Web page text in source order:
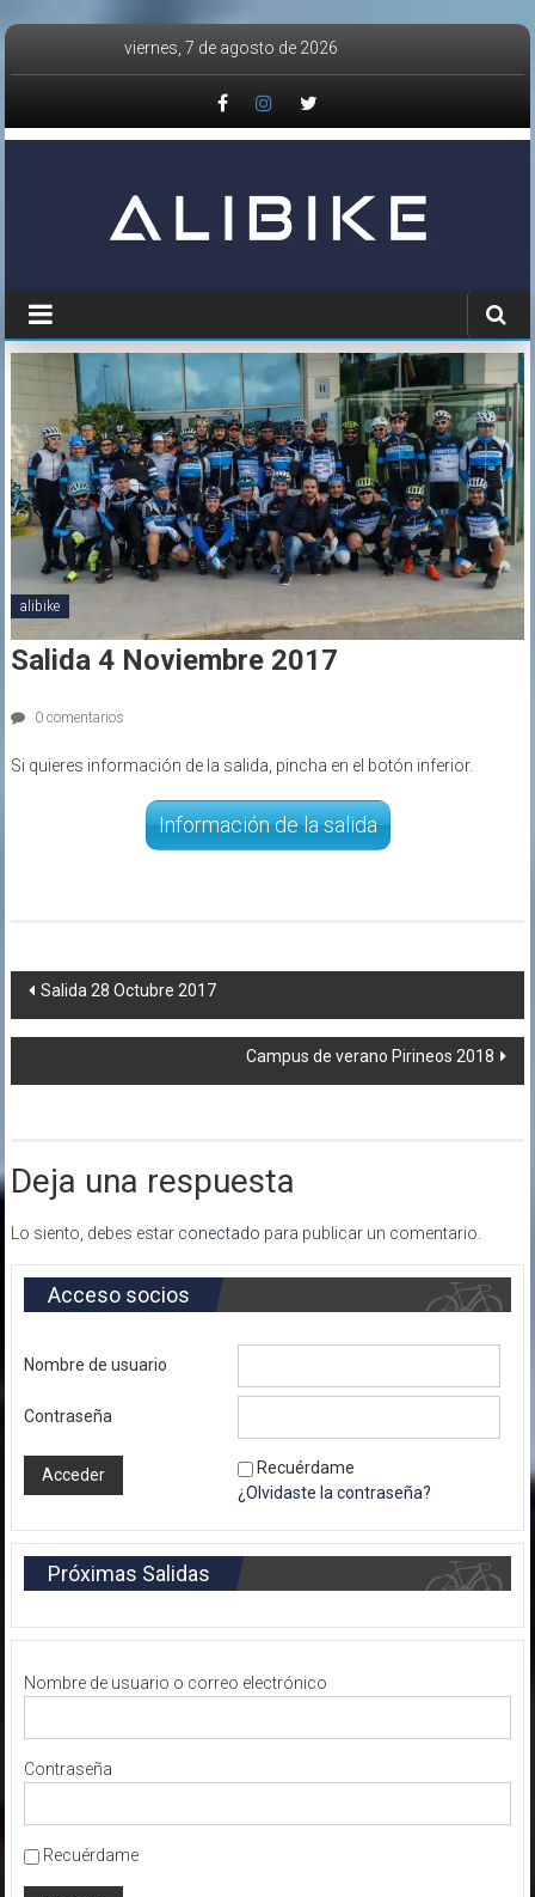
Saltar
viernes, 7 de agosto de 2026
alibike
Salida 4 Noviembre 2017
0 comentarios
Si quieres información de la salida, pincha en el botón inferior.
Información de la salida
Navegación
de
entradas
Salida 28 Octubre 2017
Campus de verano Pirineos 2018
Deja una respuesta
Lo siento, debes estar conectado para publicar un comentario.
Acceso socios
Nombre de usuario
Contraseña
Recuérdame
¿Olvidaste la contraseña?
Próximas Salidas
Nombre de usuario o correo electrónico
Contraseña
Recuérdame